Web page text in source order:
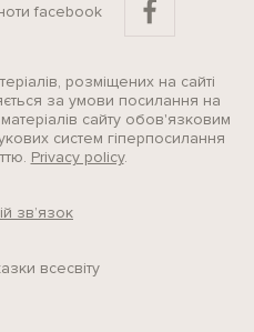
facebook
розміщених на сайті
за умови посилання на
сайту обов'язковим
систем гіперпосилання
Privacy policy.
зв’язок
всесвіту